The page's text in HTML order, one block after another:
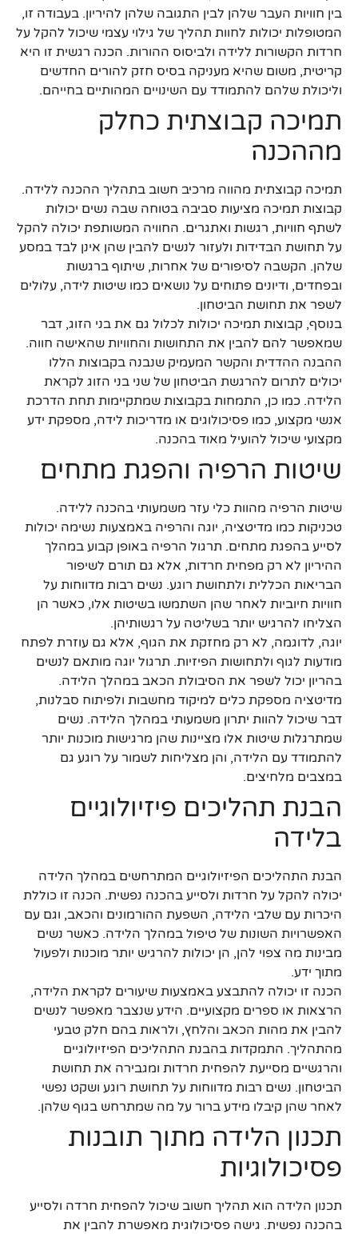
בין חוויות העבר שלהן לבין התגובה שלהן להיריון. בעבודה זו,
המטופלות יכולות לחוות תהליך של גילוי עצמי שיכול להקל על
חרדות הקשורות ללידה ולביסוס ההורות. הכנה רגשית זו היא
קריטית, משום שהיא מעניקה בסיס חזק להורים החדשים
וליכולת שלהם להתמודד עם השינויים המהותיים בחייהם.
תמיכה קבוצתית כחלק
מההכנה
תמיכה קבוצתית מהווה מרכיב חשוב בתהליך ההכנה ללידה.
קבוצות תמיכה מציעות סביבה בטוחה שבה נשים יכולות
לשתף חוויות, רגשות ואתגרים. החוויה המשותפת יכולה להקל
על תחושת הבדידות ולעזור לנשים להבין שהן אינן לבד במסע
שלהן. הקשבה לסיפורים של אחרות, שיתוף ברגשות
ובפחדים, ודיונים פתוחים על נושאים כמו שיטות לידה, עלולים
לשפר את תחושת הביטחון.
בנוסף, קבוצות תמיכה יכולות לכלול גם את בני הזוג, דבר
שמאפשר להם להבין את התחושות והחוויות שהאישה חווה.
ההבנה ההדדית והקשר המעמיק שנבנה בקבוצות הללו
יכולים לתרום להרגשת הביטחון של שני בני הזוג לקראת
הלידה. כמו כן, התמחות בקבוצות שמתקיימות תחת הדרכת
אנשי מקצוע, כמו פסיכולוגים או מדריכות לידה, מספקת ידע
מקצועי שיכול להועיל מאוד בהכנה.
שיטות הרפיה והפגת מתחים
שיטות הרפיה מהוות כלי עזר משמעותי בהכנה ללידה.
טכניקות כמו מדיטציה, יוגה והרפיה באמצעות נשימה יכולות
לסייע בהפגת מתחים. תרגול הרפיה באופן קבוע במהלך
ההיריון לא רק מפחית חרדות, אלא גם תורם לשיפור
הבריאות הכללית ולתחושת רוגע. נשים רבות מדווחות על
חוויות חיוביות לאחר שהן השתמשו בשיטות אלו, כאשר הן
הצליחו להרגיש יותר בשליטה על רגשותיהן.
יוגה, לדוגמה, לא רק מחזקת את הגוף, אלא גם עוזרת לפתח
מודעות לגוף ולתחושות הפיזיות. תרגול יוגה מותאם לנשים
בהריון יכול לשפר את הסיבולת הכאב במהלך הלידה.
מדיטציה מספקת כלים למיקוד מחשבות ולפיתוח סבלנות,
דבר שיכול להוות יתרון משמעותי במהלך הלידה. נשים
שמתרגלות שיטות אלו מציינות שהן מרגישות מוכנות יותר
להתמודד עם הלידה, והן מצליחות לשמור על רוגע גם
במצבים מלחיצים.
הבנת תהליכים פיזיולוגיים
בלידה
הבנת התהליכים הפיזיולוגיים המתרחשים במהלך הלידה
יכולה להקל על חרדות ולסייע בהכנה נפשית. הכנה זו כוללת
היכרות עם שלבי הלידה, השפעת ההורמונים והכאב, וגם עם
האפשרויות השונות של טיפול במהלך הלידה. כאשר נשים
מבינות מה צפוי להן, הן יכולות להרגיש יותר מוכנות ולפעול
מתוך ידע.
הכנה זו יכולה להתבצע באמצעות שיעורים לקראת הלידה,
הרצאות או ספרים מקצועיים. הידע שנצבר מאפשר לנשים
להבין את מהות הכאב והלחץ, ולראות בהם חלק טבעי
מהתהליך. התמקדות בהבנת התהליכים הפיזיולוגיים
והרגשיים מסייעת להפחית חרדות ומגבירה את תחושת
הביטחון. נשים רבות מדווחות על תחושת רוגע ושקט נפשי
לאחר שהן קיבלו מידע ברור על מה שמתרחש בגוף שלהן.
תכנון הלידה מתוך תובנות
פסיכולוגיות
תכנון הלידה הוא תהליך חשוב שיכול להפחית חרדה ולסייע
בהכנה נפשית. גישה פסיכולוגית מאפשרת להבין את